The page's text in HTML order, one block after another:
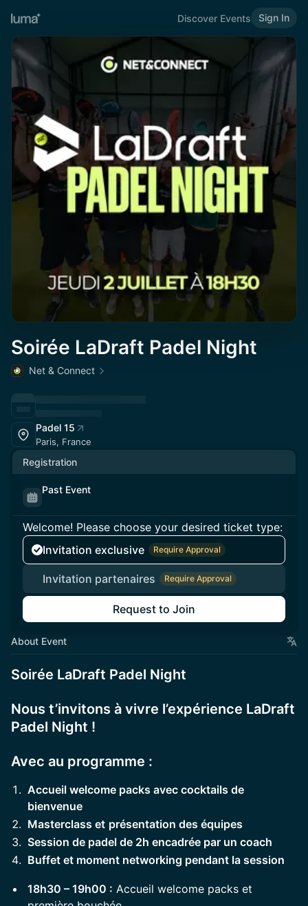
Discover Events Sign In
Soirée LaDraft Padel Night
Net & Connect
Padel 15
Paris, France
Registration
Past Event
Welcome! Please choose your desired ticket type:
Invitation exclusive
Require Approval
Invitation partenaires Require Approval
Request to Join
About Event
Soirée LaDraft Padel Night
​Nous t’invitons à vivre l’expérience LaDraft
Padel Night !
​​Avec au programme :
Accueil welcome packs avec cocktails de
bienvenue
Masterclass et présentation des équipes
Session de padel de 2h encadrée par un coach
Buffet et moment networking pendant la session
18h30 – 19h00 : Accueil welcome packs et